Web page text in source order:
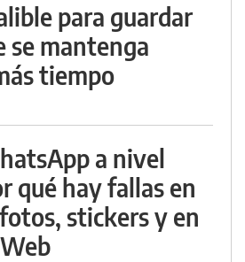
para guardar
se mantenga
tiempo
a nivel
qué hay fallas en
stickers y en